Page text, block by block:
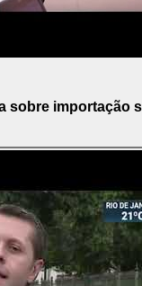
sobre importação